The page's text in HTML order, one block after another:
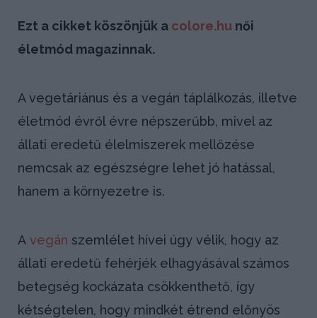
Ezt a cikket köszönjük a colore.hunői
életmód magazinnak.
A vegetáriánus és a vegán táplálkozás, illetve
életmód évről évre népszerűbb, mivel az
állati eredetű élelmiszerek mellőzése
nemcsak az egészségre lehet jó hatással,
hanem a környezetre is.
A vegán szemlélet hívei úgy vélik, hogy az
állati eredetű fehérjék elhagyásával számos
betegség kockázata csökkenthető, így
kétségtelen, hogy mindkét étrend előnyös